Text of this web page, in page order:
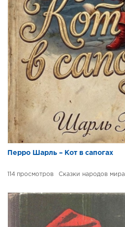
Перро Шарль – Кот в сапогах
114 Сказки народов мира